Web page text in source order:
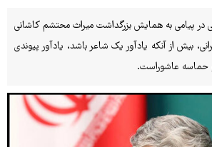
در پیامی به همایش بزرگداشت میراث محتشم کاشانی
بیش از آنکه یادآور یک شاعر باشد، یادآور پیوندی
حماسه عاشوراست.